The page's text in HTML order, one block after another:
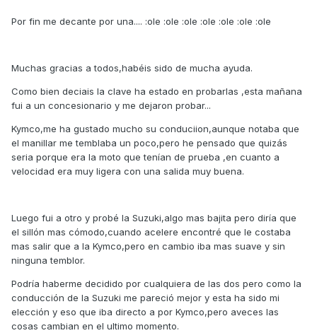
Por fin me decante por una.... :ole :ole :ole :ole :ole :ole :ole
Muchas gracias a todos,habéis sido de mucha ayuda.
Como bien deciais la clave ha estado en probarlas ,esta mañana
fui a un concesionario y me dejaron probar...
Kymco,me ha gustado mucho su conduciion,aunque notaba que
el manillar me temblaba un poco,pero he pensado que quizás
seria porque era la moto que tenían de prueba ,en cuanto a
velocidad era muy ligera con una salida muy buena.
Luego fui a otro y probé la Suzuki,algo mas bajita pero diría que
el sillón mas cómodo,cuando acelere encontré que le costaba
mas salir que a la Kymco,pero en cambio iba mas suave y sin
ninguna temblor.
Podría haberme decidido por cualquiera de las dos pero como la
conducción de la Suzuki me pareció mejor y esta ha sido mi
elección y eso que iba directo a por Kymco,pero aveces las
cosas cambian en el ultimo momento.